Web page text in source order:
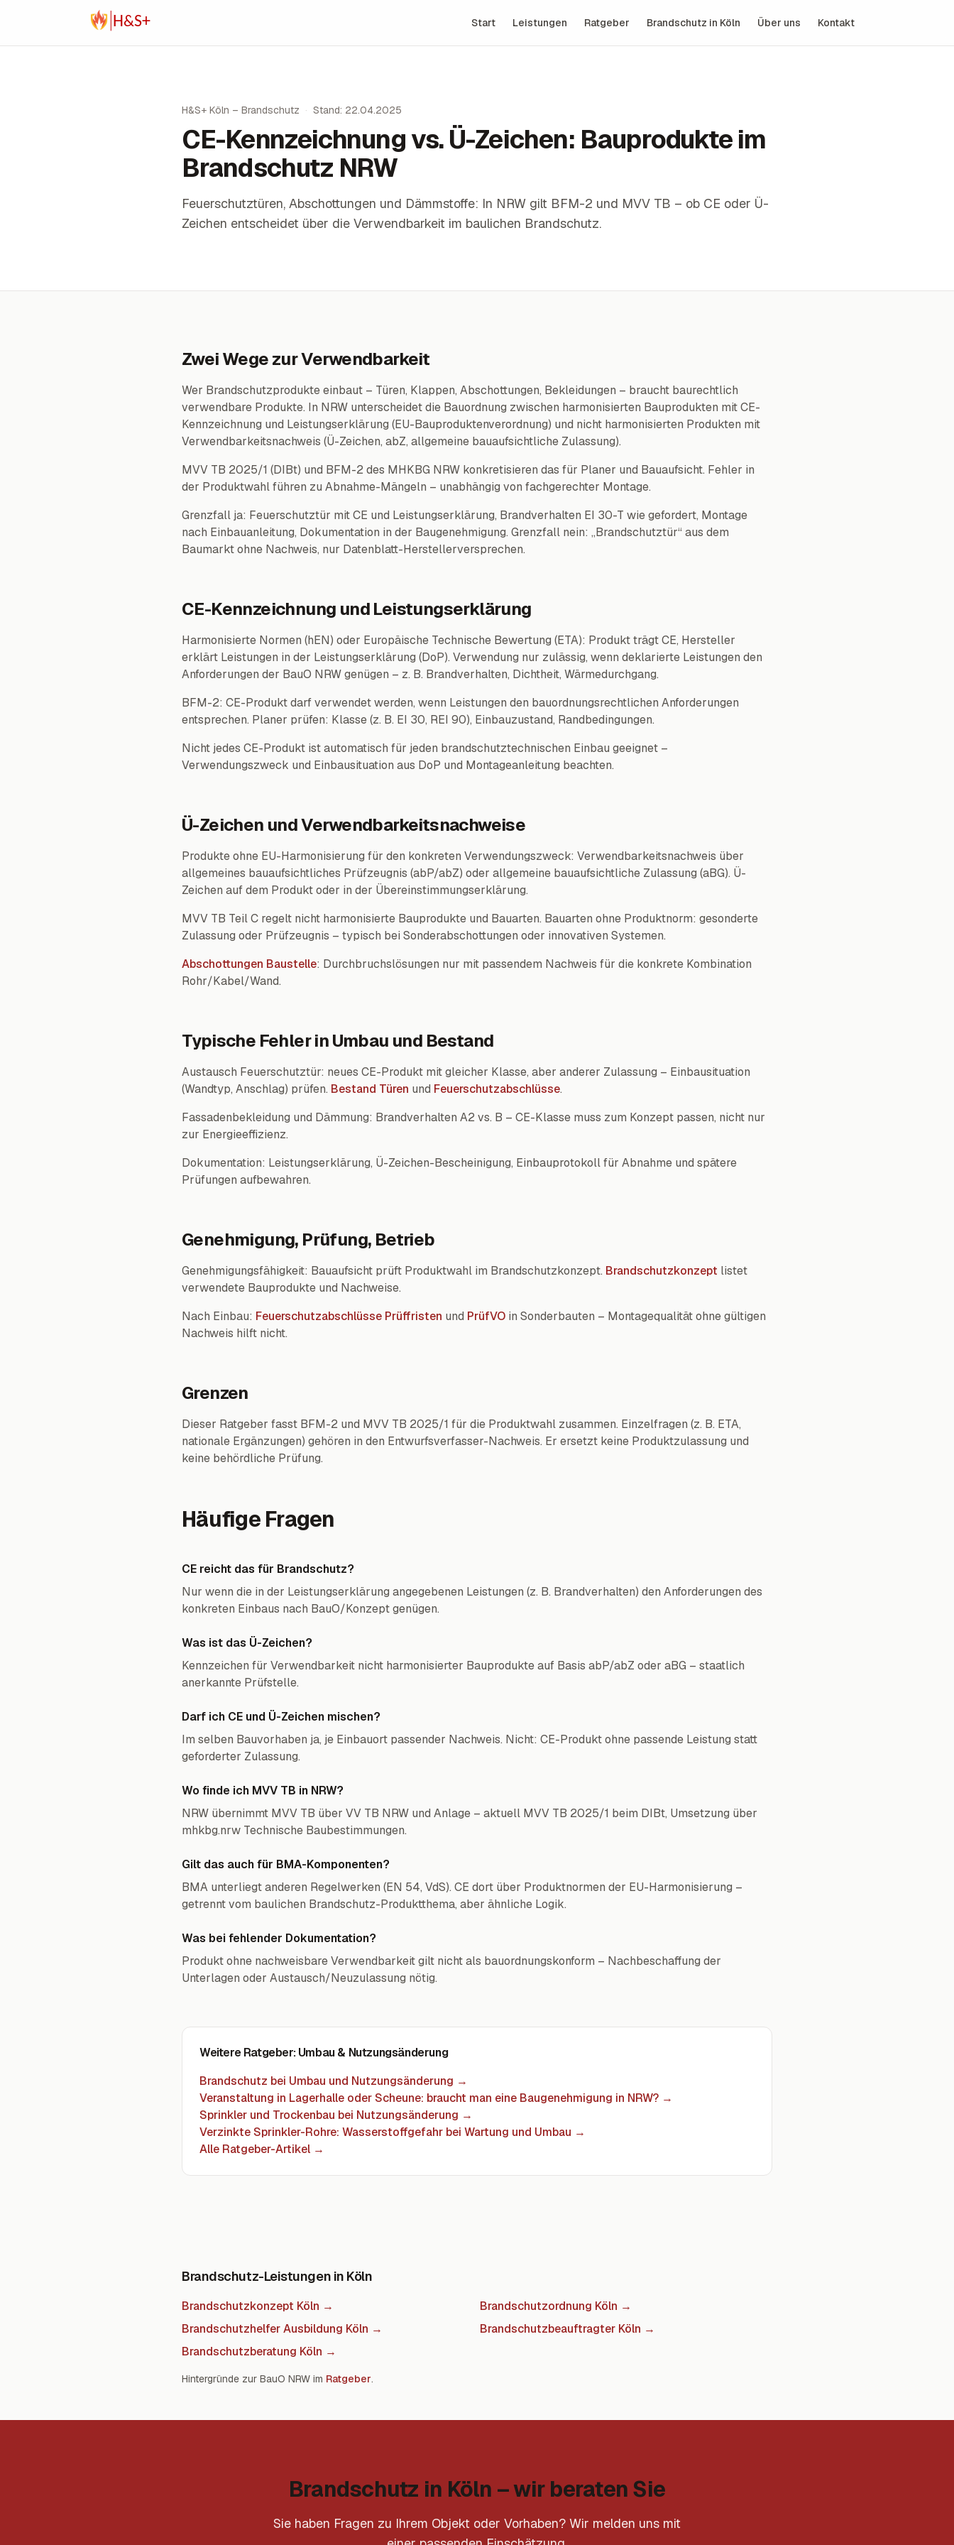
Zum Inhalt springen
Start Leistungen Ratgeber Brandschutz in Köln Über uns Kontakt
H&S+ Köln – Brandschutz · Stand: 22.04.2025
CE-Kennzeichnung vs. Ü-Zeichen: Bauprodukte im
Brandschutz NRW
Feuerschutztüren, Abschottungen und Dämmstoffe: In NRW gilt BFM-2 und MVV TB – ob CE oder Ü-
Zeichen entscheidet über die Verwendbarkeit im baulichen Brandschutz.
Zwei Wege zur Verwendbarkeit
Wer Brandschutzprodukte einbaut – Türen, Klappen, Abschottungen, Bekleidungen – braucht baurechtlich
verwendbare Produkte. In NRW unterscheidet die Bauordnung zwischen harmonisierten Bauprodukten mit CE-
Kennzeichnung und Leistungserklärung (EU-Bauproduktenverordnung) und nicht harmonisierten Produkten mit
Verwendbarkeitsnachweis (Ü-Zeichen, abZ, allgemeine bauaufsichtliche Zulassung).
MVV TB 2025/1 (DIBt) und BFM-2 des MHKBG NRW konkretisieren das für Planer und Bauaufsicht. Fehler in
der Produktwahl führen zu Abnahme-Mängeln – unabhängig von fachgerechter Montage.
Grenzfall ja: Feuerschutztür mit CE und Leistungserklärung, Brandverhalten EI 30-T wie gefordert, Montage
nach Einbauanleitung, Dokumentation in der Baugenehmigung. Grenzfall nein: „Brandschutztür“ aus dem
Baumarkt ohne Nachweis, nur Datenblatt-Herstellerversprechen.
CE-Kennzeichnung und Leistungserklärung
Harmonisierte Normen (hEN) oder Europäische Technische Bewertung (ETA): Produkt trägt CE, Hersteller
erklärt Leistungen in der Leistungserklärung (DoP). Verwendung nur zulässig, wenn deklarierte Leistungen den
Anforderungen der BauO NRW genügen – z. B. Brandverhalten, Dichtheit, Wärmedurchgang.
BFM-2: CE-Produkt darf verwendet werden, wenn Leistungen den bauordnungsrechtlichen Anforderungen
entsprechen. Planer prüfen: Klasse (z. B. EI 30, REI 90), Einbauzustand, Randbedingungen.
Nicht jedes CE-Produkt ist automatisch für jeden brandschutztechnischen Einbau geeignet –
Verwendungszweck und Einbausituation aus DoP und Montageanleitung beachten.
Ü-Zeichen und Verwendbarkeitsnachweise
Produkte ohne EU-Harmonisierung für den konkreten Verwendungszweck: Verwendbarkeitsnachweis über
allgemeines bauaufsichtliches Prüfzeugnis (abP/abZ) oder allgemeine bauaufsichtliche Zulassung (aBG). Ü-
Zeichen auf dem Produkt oder in der Übereinstimmungserklärung.
MVV TB Teil C regelt nicht harmonisierte Bauprodukte und Bauarten. Bauarten ohne Produktnorm: gesonderte
Zulassung oder Prüfzeugnis – typisch bei Sonderabschottungen oder innovativen Systemen.
Abschottungen Baustelle: Durchbruchslösungen nur mit passendem Nachweis für die konkrete Kombination
Rohr/Kabel/Wand.
Typische Fehler in Umbau und Bestand
Austausch Feuerschutztür: neues CE-Produkt mit gleicher Klasse, aber anderer Zulassung – Einbausituation
(Wandtyp, Anschlag) prüfen. Bestand Türen und Feuerschutzabschlüsse.
Fassadenbekleidung und Dämmung: Brandverhalten A2 vs. B – CE-Klasse muss zum Konzept passen, nicht nur
zur Energieeffizienz.
Dokumentation: Leistungserklärung, Ü-Zeichen-Bescheinigung, Einbauprotokoll für Abnahme und spätere
Prüfungen aufbewahren.
Genehmigung, Prüfung, Betrieb
Genehmigungsfähigkeit: Bauaufsicht prüft Produktwahl im Brandschutzkonzept. Brandschutzkonzept listet
verwendete Bauprodukte und Nachweise.
Nach Einbau: Feuerschutzabschlüsse Prüffristen und PrüfVO in Sonderbauten – Montagequalität ohne gültigen
Nachweis hilft nicht.
Grenzen
Dieser Ratgeber fasst BFM-2 und MVV TB 2025/1 für die Produktwahl zusammen. Einzelfragen (z. B. ETA,
nationale Ergänzungen) gehören in den Entwurfsverfasser-Nachweis. Er ersetzt keine Produktzulassung und
keine behördliche Prüfung.
Häufige Fragen
CE reicht das für Brandschutz?
Nur wenn die in der Leistungserklärung angegebenen Leistungen (z. B. Brandverhalten) den Anforderungen des
konkreten Einbaus nach BauO/Konzept genügen.
Was ist das Ü-Zeichen?
Kennzeichen für Verwendbarkeit nicht harmonisierter Bauprodukte auf Basis abP/abZ oder aBG – staatlich
anerkannte Prüfstelle.
Darf ich CE und Ü-Zeichen mischen?
Im selben Bauvorhaben ja, je Einbauort passender Nachweis. Nicht: CE-Produkt ohne passende Leistung statt
geforderter Zulassung.
Wo finde ich MVV TB in NRW?
NRW übernimmt MVV TB über VV TB NRW und Anlage – aktuell MVV TB 2025/1 beim DIBt, Umsetzung über
mhkbg.nrw Technische Baubestimmungen.
Gilt das auch für BMA-Komponenten?
BMA unterliegt anderen Regelwerken (EN 54, VdS). CE dort über Produktnormen der EU-Harmonisierung –
getrennt vom baulichen Brandschutz-Produktthema, aber ähnliche Logik.
Was bei fehlender Dokumentation?
Produkt ohne nachweisbare Verwendbarkeit gilt nicht als bauordnungskonform – Nachbeschaffung der
Unterlagen oder Austausch/Neuzulassung nötig.
Weitere Ratgeber: Umbau & Nutzungsänderung
Brandschutz bei Umbau und Nutzungsänderung →
Veranstaltung in Lagerhalle oder Scheune: braucht man eine Baugenehmigung in NRW? →
Sprinkler und Trockenbau bei Nutzungsänderung →
Verzinkte Sprinkler-Rohre: Wasserstoffgefahr bei Wartung und Umbau →
Alle Ratgeber-Artikel →
Brandschutz-Leistungen in Köln
Brandschutzkonzept Köln → Brandschutzordnung Köln →
Brandschutzhelfer Ausbildung Köln → Brandschutzbeauftragter Köln →
Brandschutzberatung Köln →
Hintergründe zur BauO NRW im Ratgeber.
Brandschutz in Köln – wir beraten Sie
Sie haben Fragen zu Ihrem Objekt oder Vorhaben? Wir melden uns mit